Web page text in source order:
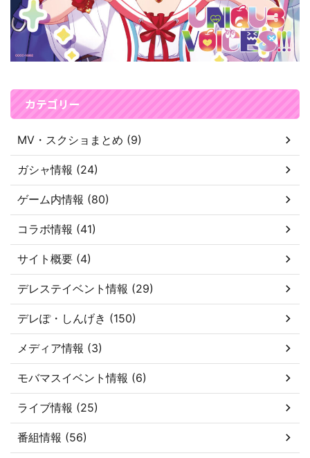
カテゴリー
MV・スクショまとめ (9)
ガシャ情報 (24)
ゲーム内情報 (80)
コラボ情報 (41)
サイト概要 (4)
デレステイベント情報 (29)
デレぽ・しんげき (150)
メディア情報 (3)
モバマスイベント情報 (6)
ライブ情報 (25)
番組情報 (56)